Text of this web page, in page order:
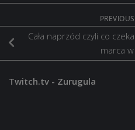
Cała naprzód czyli co
marca
Twitch.tv - Zurugula